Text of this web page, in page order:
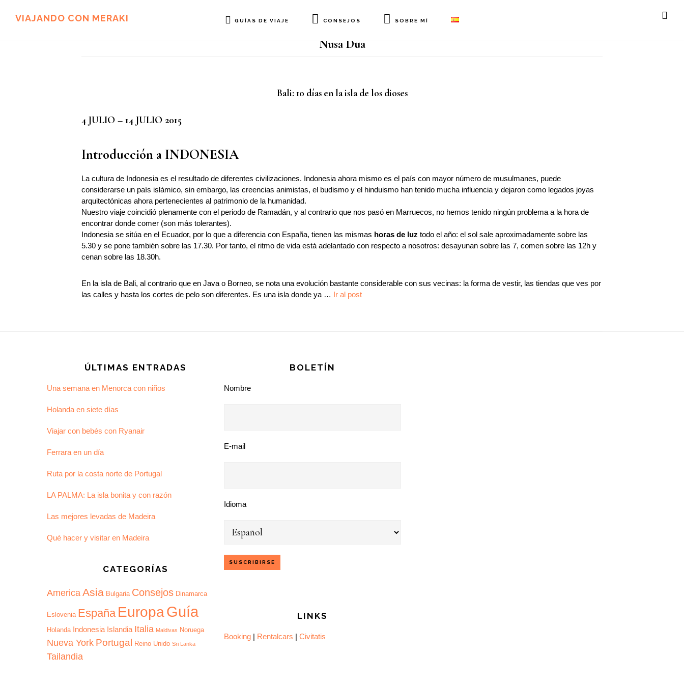
VIAJANDO CON MERAKI GUÍAS DE VIAJE CONSEJOS SOBRE MÍ
Nusa Dua
Bali: 10 días en la isla de los dioses
4 JULIO – 14 JULIO 2015
Introducción a INDONESIA
La cultura de Indonesia es el resultado de diferentes civilizaciones. Indonesia ahora mismo es el país con mayor número de musulmanes, puede
considerarse un país islámico, sin embargo, las creencias animistas, el budismo y el hinduismo han tenido mucha influencia y dejaron como legados joyas
arquitectónicas ahora pertenecientes al patrimonio de la humanidad.
Nuestro viaje coincidió plenamente con el periodo de Ramadán, y al contrario que nos pasó en Marruecos, no hemos tenido ningún problema a la hora de
encontrar donde comer (son más tolerantes).
Indonesia se sitúa en el Ecuador, por lo que a diferencia con España, tienen las mismas horas de luz todo el año: el sol sale aproximadamente sobre las
5.30 y se pone también sobre las 17.30. Por tanto, el ritmo de vida está adelantado con respecto a nosotros: desayunan sobre las 7, comen sobre las 12h y
cenan sobre las 18.30h.
En la isla de Bali, al contrario que en Java o Borneo, se nota una evolución bastante considerable con sus vecinas: la forma de vestir, las tiendas que ves por
las calles y hasta los cortes de pelo son diferentes. Es una isla donde ya … Ir al post
ÚLTIMAS ENTRADAS
Una semana en Menorca con niños
Holanda en siete días
Viajar con bebés con Ryanair
Ferrara en un día
Ruta por la costa norte de Portugal
LA PALMA: La isla bonita y con razón
Las mejores levadas de Madeira
Qué hacer y visitar en Madeira
CATEGORÍAS
America Asia Bulgaria Consejos Dinamarca
Eslovenia España EuropaGuía
Holanda Indonesia Islandia Italia Maldivas Noruega
Nueva York Portugal Reino Unido Sri Lanka
Tailandia
BOLETÍN
Nombre
E-mail
Idioma
LINKS
Booking | Rentalcars | Civitatis